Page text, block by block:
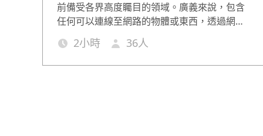
前備受各界高度矚目的領域。廣義來說，包含
任何可以連線至網路的物體或東西，透過網路
傳輸數據，無局限於人與人、人與裝置的互
動。目前已廣泛應用於運輸物流、日常生活，
甚至是醫療健康產業等。
2小時 36人